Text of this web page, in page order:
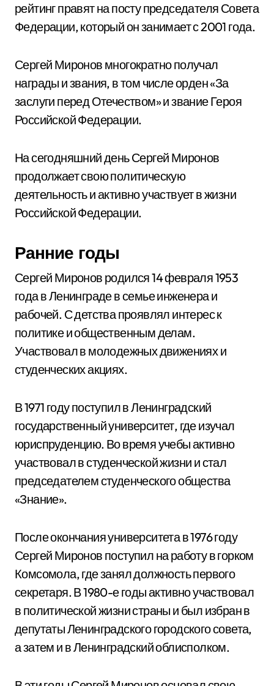
рейтинг правят на посту председателя Совета
Федерации, который он занимает с 2001 года.
Сергей Миронов многократно получал
награды и звания, в том числе орден «За
заслуги перед Отечеством» и звание Героя
Российской Федерации.
На сегодняшний день Сергей Миронов
продолжает свою политическую
деятельность и активно участвует в жизни
Российской Федерации.
Ранние годы
Сергей Миронов родился 14 февраля 1953
года в Ленинграде в семье инженера и
рабочей. С детства проявлял интерес к
политике и общественным делам.
Участвовал в молодежных движениях и
студенческих акциях.
В 1971 году поступил в Ленинградский
государственный университет, где изучал
юриспруденцию. Во время учебы активно
участвовал в студенческой жизни и стал
председателем студенческого общества
«Знание».
После окончания университета в 1976 году
Сергей Миронов поступил на работу в горком
Комсомола, где занял должность первого
секретаря. В 1980-е годы активно участвовал
в политической жизни страны и был избран в
депутаты Ленинградского городского совета,
а затем и в Ленинградский облисполком.